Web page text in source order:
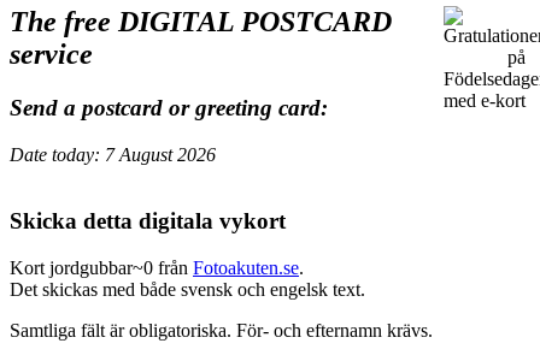
The free DIGITAL POSTCARD
service
Send a postcard or greeting card:
Date today: 7 August 2026
Skicka detta digitala vykort
Kort jordgubbar~0 från Fotoakuten.se.
Det skickas med både svensk och engelsk text.
Samtliga fält är obligatoriska. För- och efternamn krävs.